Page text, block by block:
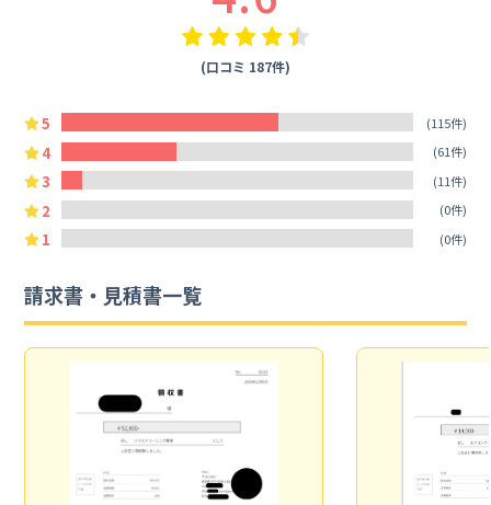
(口コミ 187件)
5 (115件)
4 (61件)
3 (11件)
2 (0件)
1 (0件)
請求書・見積書一覧